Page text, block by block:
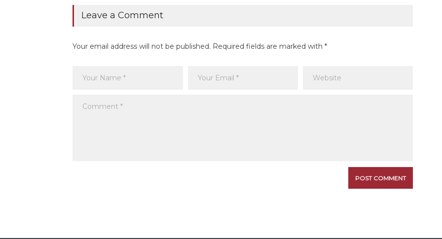
Leave a Comment
Your email address will not be published. Required fields are marked with *